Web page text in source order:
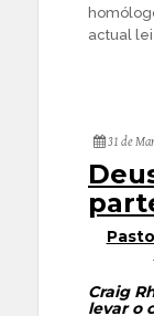
actual lei
31 de
Craig
levar o